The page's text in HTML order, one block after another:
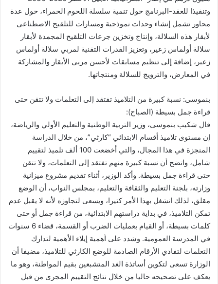
وتنفيذا للعقد-البرنامج حول تنمية سلسلة اللحوم الحمراء، حول عدة
محاور تشمل إنشاء وحدات نموذجية ومسارات للتلقيح الاصطناعي
لأبقار هذه السلالة، وإنتاج وتخزين جرعات التلقيح المجمدة لأبقار
سلالة أولماس زعير، وتعزيز القدرات التقنية لمربي سلالة أولماس
زعير، إضافة إلى تنظيم مسابقات لأحسن مربي الأبقار والمشاركة
في المعارض، والترويج للسلالة ومنتجاتها.
بنموسى: نسبة كبيرة من التلاميذ تفتقد إلى التعلمات ولا تتقن حتى
قراءة جمل بسيطة (الصباح):
قال شكيب بنموسى، وزير التربية الوطنية والتعليم الأولي والرياضة،
إن مستوى تلاميذ أقسام الابتدائي “كارثي”، من خلال الدراسة
المنجزة في هذا المجال، والتي أخضعت 100 ألف تلميذ لتقييم
شامل، واتضح أن نسبة كبيرة منهم تفتقد إلى التعلمات، ولا تتقن
حتى قراءة جمل بسيطة. وأكد الوزير، أثناء تقديم مشروع ميزانية
وزارته، بلجنة التعليم والثقافة والتعليم، بمجلس النواب، أن الوضع
مقلق، لذلك انشغل بهذا الأمر كثيرا، ويسعى لتجاوزه لأنه لا يقبل عدم
تمكن التلاميذ، في بداية دراستهم الابتدائية، من قراءة جمل أو حتى
كلمات بسيطة، أو القيام بعمليات الضرب أو القسمة، قضاء 6 سنوات
في المدرسة العمومية. وشدد على أهمية إيلاء الأهمية لتدارك
التعلمات لتفادي الأرقام الصادمة للوضع الكارثي للتلاميذ، مضيفا أن
الوزارة تسعى لتكوين أساتذة الغد المتشبعين بقيم المواطنة، وهو ما
يعكف على تصحيحه حاليا من خلال نتائج التقييم المجرى من قبل